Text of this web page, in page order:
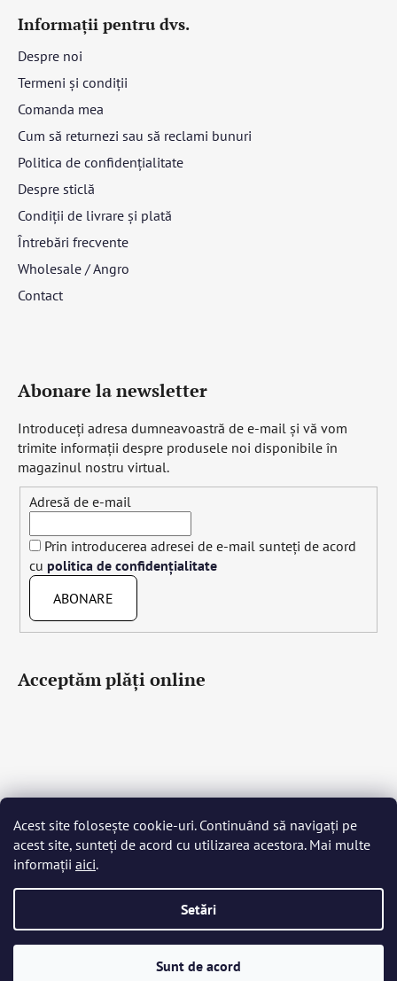
Acest site folosește cookie-uri. Continuând să navigați pe
acest site, sunteți de acord cu utilizarea acestora. Mai multe
informații aici.
Setări
Sunt de acord
Informații pentru dvs.
Despre noi
Termeni și condiții
Comanda mea
Cum să returnezi sau să reclami bunuri
Politica de confidențialitate
Despre sticlă
Condiții de livrare și plată
Întrebări frecvente
Wholesale / Angro
Contact
Abonare la newsletter
Introduceţi adresa dumneavoastră de e-mail şi vă vom
trimite informaţii despre produsele noi disponibile în
magazinul nostru virtual.
Adresă de e-mail
Prin introducerea adresei de e-mail sunteți de acord
cu politica de confidențialitate
ABONARE
Acceptăm plăţi online
Čeština Slovenčina English Deutsch Magyar
Język polski
Română Italiano Español Français
Português
Nederlands Українська Ελληνικά Svenska Dansk
Drepturi de autor 2026Bohemia Crystal Glass